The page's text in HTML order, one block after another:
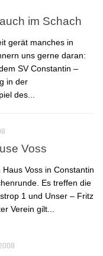
im Schach
gerät manches in
uns gerne daran:
SV Constantin –
in der
des...
Voss
Voss in Constantin
Es treffen die
1 und Unser – Fritz
Verein gilt...